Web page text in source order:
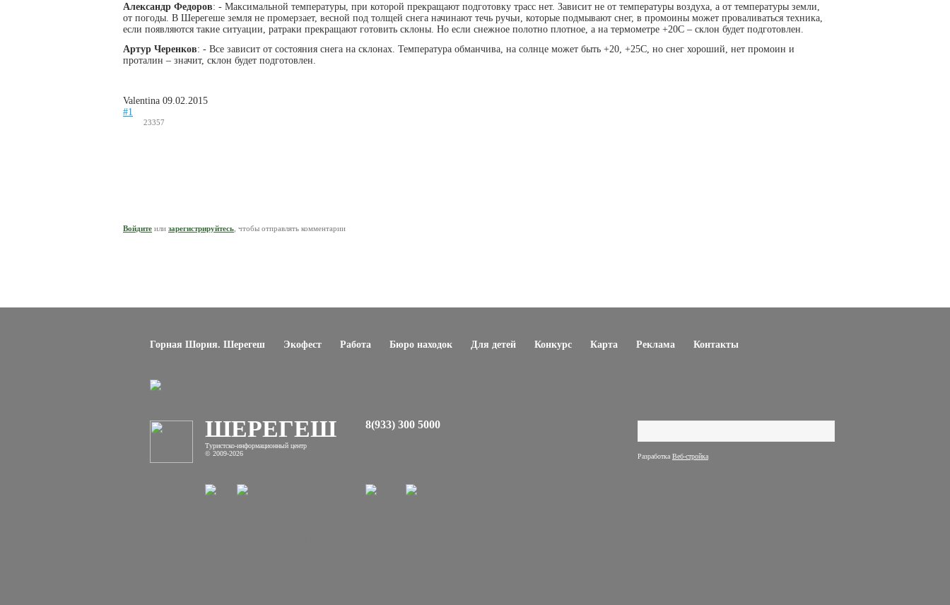
Александр Федоров: - Максимальной температуры, при которой прекращают подготовку трасс нет. Зависит не от температуры воздуха, а от температуры земли,
от погоды. В Шерегеше земля не промерзает, весной под толщей снега начинают течь ручьи, которые подмывают снег, в промоины может проваливаться техника,
если появляются такие ситуации, ратраки прекращают готовить склоны. Но если снежное полотно плотное, а на термометре +20С – склон будет подготовлен.
Артур Черенков: - Все зависит от состояния снега на склонах. Температура обманчива, на солнце может быть +20, +25С, но снег хороший, нет промоин и
проталин – значит, склон будет подготовлен.
Valentina 09.02.2015
#1
23357
Войдите или зарегистрируйтесь , чтобы отправлять комментарии
Горная Шория. Шерегеш Экофест Работа Бюро находок Для детей Конкурс Карта Реклама Контакты
ШЕРЕГЕШ
Туристско-информационный центр
© 2009-2026
8(933) 300 5000
Разработка Веб-стройка
Форма поиска